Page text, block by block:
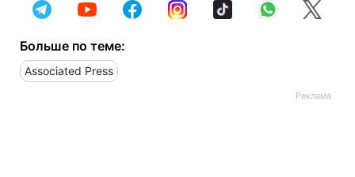
Больше по теме:
Associated Press